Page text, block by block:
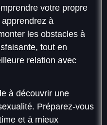
votre propre
à
les obstacles à
tout en
relation avec
à découvrir une
Préparez-vous
et à mieux